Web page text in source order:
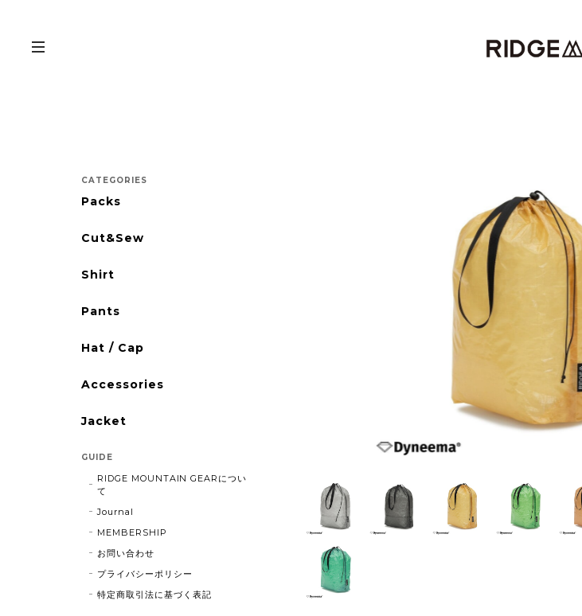
CATEGORIES
Packs
Cut&Sew
Shirt
Pants
Hat / Cap
Accessories
Jacket
GUIDE
RIDGE MOUNTAIN GEARについ
て
Journal
MEMBERSHIP
お問い合わせ
プライバシーポリシー
特定商取引法に基づく表記